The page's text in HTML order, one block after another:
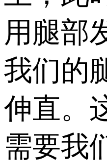
用腿部
我们的
伸直。
需要我